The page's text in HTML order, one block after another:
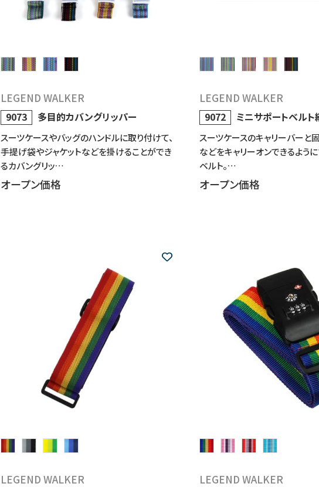
LEGEND WALKER
9073 多目的カバングリッパー
スーツケースやバッグのハンドルに取り付けて、
手提げ袋やジャケットなどを掛けることができ
るカバングリッ…
オープン価格
LEGEND WALKER
9072 ミニサポートベルト
スーツケースのキャリーバーと
などをキャリーオンできるよう
ベルト。…
オープン価格
LEGEND WALKER LEGEND WALKER